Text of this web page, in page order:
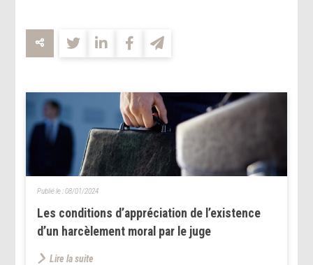
Les conditions d’appréciation de l’existence
d’un harcèlement moral par le juge
Publié le :08/01/2024
Lire la suite